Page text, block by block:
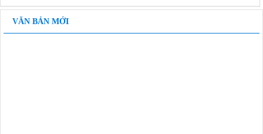
VĂN BẢN MỚI